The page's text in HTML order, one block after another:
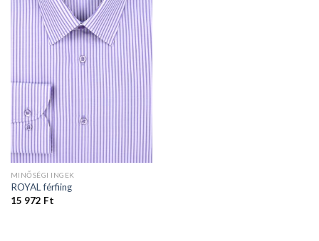
MINŐSÉGI INGEK
ROYAL férfiing
15 972 Ft